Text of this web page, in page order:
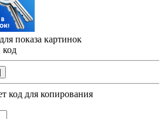
показа картинок
код
код для копирования